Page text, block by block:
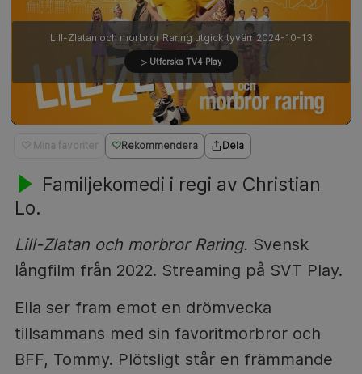
♡ Mina favoriter Rekommendera Dela
Familjekomedi i regi av Christian
Lo.
Lill-Zlatan och morbror Raring. Svensk
långfilm från 2022. Streaming på SVT Play.
Ella ser fram emot en drömvecka
tillsammans med sin favoritmorbror och
BFF, Tommy. Plötsligt står en främmande
Lill-Zlatan och morbror Raring utgick tyvärr 2024-10-13
▷ Utforska TV4 Play